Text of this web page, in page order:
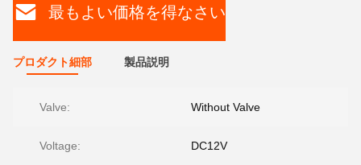
最もよい価格を得なさい
プロダクト細部 製品説明
Valve: Without Valve
Voltage: DC12V